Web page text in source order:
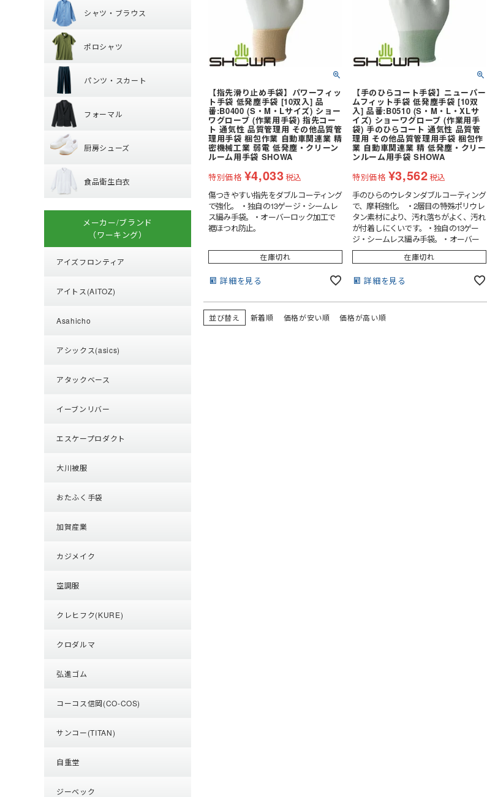
【指先滑り止め手袋】パワーフィッ
ト手袋 低発塵手袋 [10双入] 品
番:B0400 (S・M・Lサイズ) ショー
ワグローブ (作業用手袋) 指先コー
ト 通気性 品質管理用 その他品質管
理用手袋 梱包作業 自動車関連業 精
密機械工業 弱電 低発塵・クリーン
ルーム用手袋 SHOWA
特別価格 ¥4,033税込
傷つきやすい指先をダブルコーティング
で強化。 ・独自の13ゲージ・シームレ
ス編み手袋。・オーバーロック加工で
裾ほつれ防止。
在庫切れ
詳細を見る
【手のひらコート手袋】ニューパー
ムフィット手袋 低発塵手袋 [10双
入] 品番:B0510 (S・M・L・XLサ
イズ) ショーワグローブ (作業用手
袋) 手のひらコート 通気性 品質管
理用 その他品質管理用手袋 梱包作
業 自動車関連業 精 低発塵・クリー
ンルーム用手袋 SHOWA
特別価格 ¥3,562税込
手のひらのウレタンダブルコーティング
で、摩耗強化。 ・2層目の特殊ポリウレ
タン素材により、汚れ落ちがよく、汚れ
が付着しにくいです。・独自の13ゲー
ジ・シームレス編み手袋。・オーバー
ロック加工で裾ほつれ防止。
在庫切れ
詳細を見る
並び替え 新着順 価格が安い順 価格が高い順
シャツ・ブラウス
レギュラーカラー
ワイドカラー
ウイングカラー
オープンカラー
クレリックカラー
ポロシャツ
長袖
七分袖
パンツ・スカート
パンツ・スカート
パンツ
スカート・キュロット
フォーマル
フォーマル
ジャケット
タキシード
ベスト
パンツ
小物・アクセサリー
厨房シューズ
厨房シューズ
食品衛生白衣
食品衛生白衣
上衣
パンツ
衛生帽子
オーバーオール
子供給食衣
その他衛生用品
メーカー/ブランド
（ワーキング）
アイズフロンティア
アイトス(AITOZ)
Asahicho
アシックス(asics)
アタックベース
イーブンリバー
エスケープロダクト
大川被服
おたふく手袋
加賀産業
カジメイク
空調服
クレヒフク(KURE)
クロダルマ
弘進ゴム
コーコス信岡(CO-COS)
サンコー(TITAN)
自重堂
ジーベック